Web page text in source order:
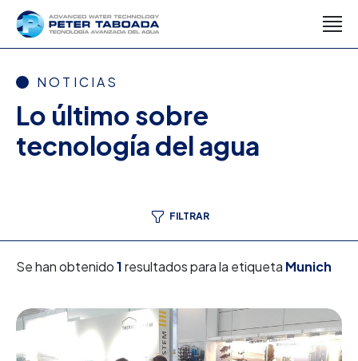
NOTICIAS
Lo último sobre
tecnología del agua
FILTRAR
Se han obtenido1resultados para la etiqueta Munich